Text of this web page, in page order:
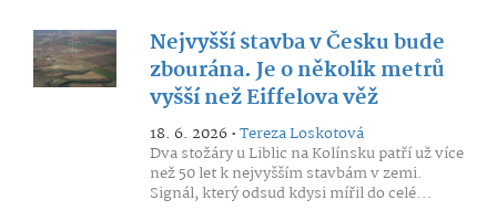
Nejvyšší stavba v Česku bude
zbourána. Je o několik metrů
vyšší než Eiffelova věž
18. 6. 2026 •Tereza Loskotová
Dva stožáry u Liblic na Kolínsku patří už více
než 50 let k nejvyšším stavbám v zemi.
Signál, který odsud kdysi mířil do celé...